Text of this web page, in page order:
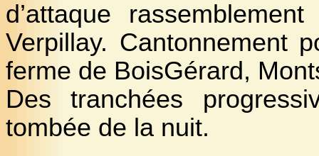
d’attaque
Verpillay. Cantonnement
ferme de Bois­Gérard,
Des tranchées
tombée de la nuit.